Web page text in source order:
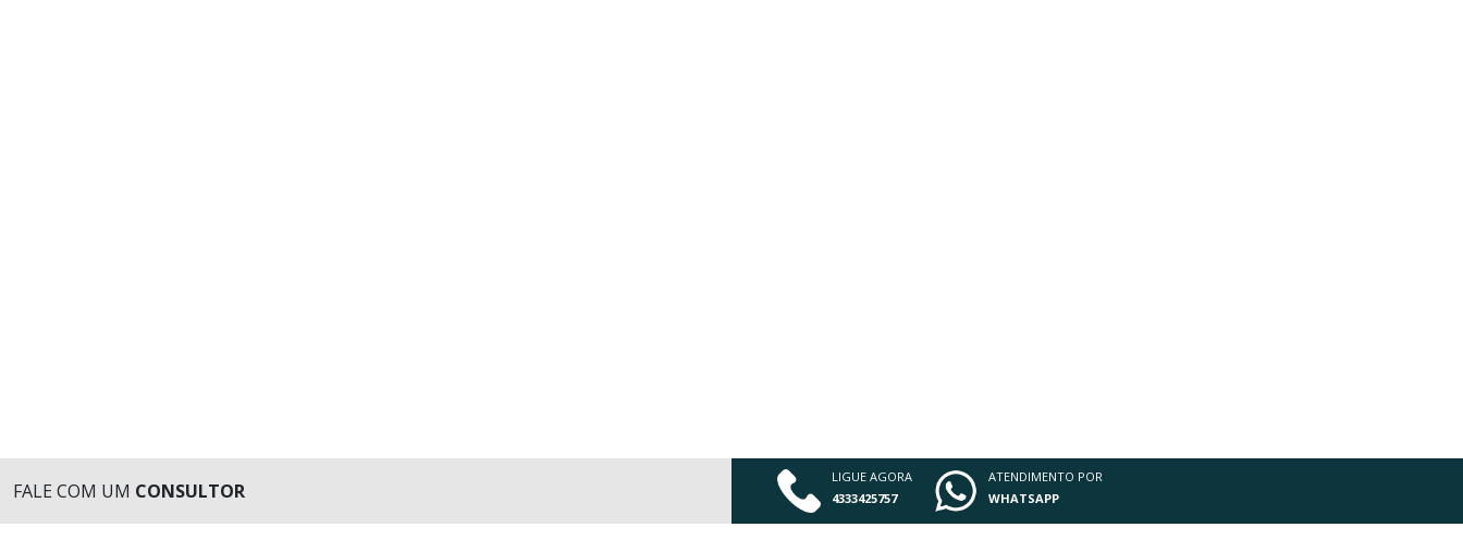
FALE COM UM CONSULTOR
LIGUE AGORA
4333425757
ATENDIMENTO POR
WHATSAPP